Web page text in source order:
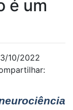
é um
10/2022